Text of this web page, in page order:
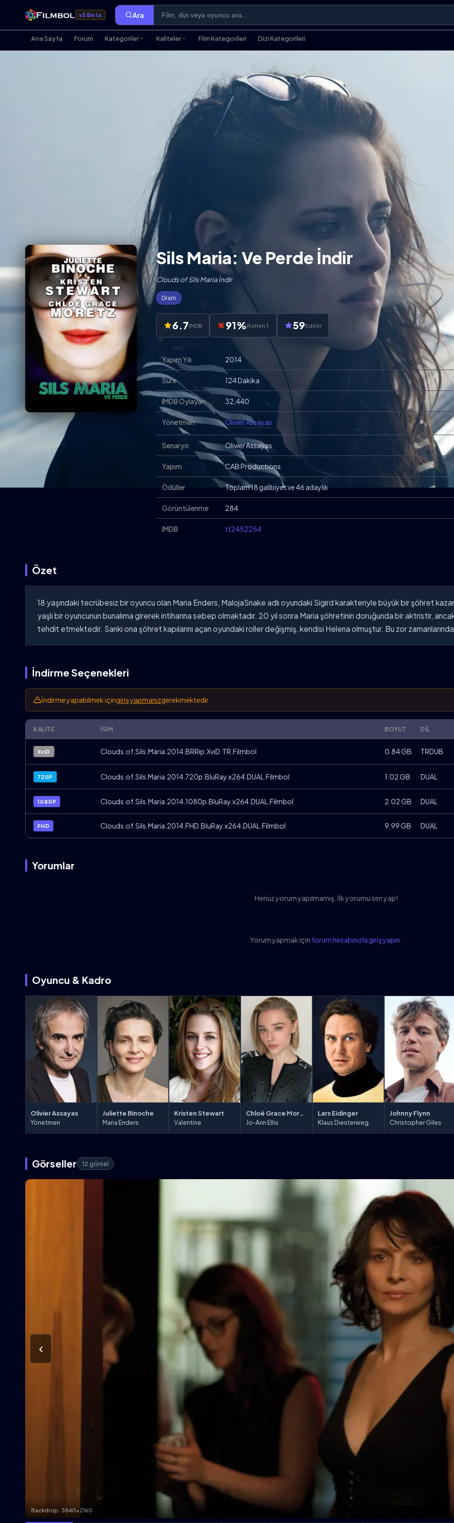
v3 Beta Ara
Ana Sayfa Forum Kategoriler Kaliteler Film Kategorileri Dizi Kategorileri
Sils Maria: Ve Perde İndir
Clouds of Sils Maria İndir
Dram
6.7IMDB 91%Rotten T. 59Editör
Yapım Yılı 2014
Süre 124 Dakika
IMDB Oylayan 32,440
Yönetmen Olivier Assayas
Senaryo Olivier Assayas
Yapım CAB Productions
Ödüller Toplam 18 galibiyet ve 46 adaylık
Görüntülenme 284
IMDB tt2452254
Özet
18 yaşındaki tecrübesiz bir oyuncu olan Maria Enders, MalojaSnake adlı oyundaki Sigird karakteriyle büyük bir şöhret
yaşlı bir oyuncunun bunalıma girerek intiharına sebep olmaktadır. 20 yıl sonra Maria şöhretinin doruğunda bir aktristir,
tehdit etmektedir. Sanki ona şöhret kapılarını açan oyundaki roller değişmiş, kendisi Helena olmuştur. Bu zor
İndirme Seçenekleri
İndirme yapabilmek içingiriş yapmanızgerekmektedir.
KALITE İSIM BOYUT DIL
XviD Clouds.of.Sils.Maria.2014.BRRip.XviD.TR.Filmbol 0.84 GB TRDUB
720P Clouds.of.Sils.Maria.2014.720p.BluRay.x264.DUAL.Filmbol 1.02 GB DUAL
1080P Clouds.of.Sils.Maria.2014.1080p.BluRay.x264.DUAL.Filmbol 2.02 GB DUAL
FHD Clouds.of.Sils.Maria.2014.FHD.BluRay.x264.DUAL.Filmbol 9.99 GB DUAL
Yorumlar
Henüz yorum yapılmamış. İlk yorumu sen yap!
Yorum yapmak için forum hesabınızla giriş yapın
Oyuncu & Kadro
Olivier Assayas
Yönetmen
Juliette Binoche
Maria Enders
Kristen Stewart
Valentine
Chloë Grace Moretz
Jo-Ann Ellis
Lars Eidinger
Klaus Diesterweg
Johnny Flynn
Christopher Giles
Görseller 12 görsel
‹
Backdrop · 3840×2160